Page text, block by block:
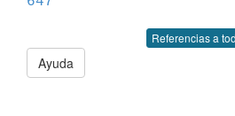
Referencias a
Ayuda